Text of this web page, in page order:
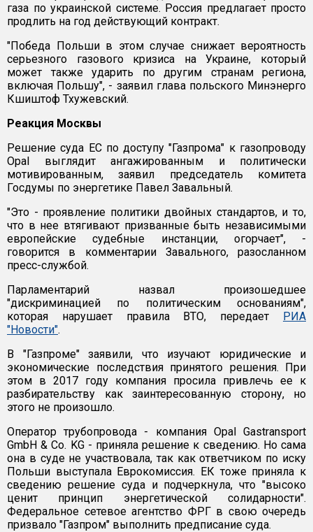
газа по украинской системе. Россия предлагает просто
продлить на год действующий контракт.
"Победа Польши в этом случае снижает вероятность
серьезного газового кризиса на Украине, который
может также ударить по другим странам региона,
включая Польшу", - заявил глава польского Минэнерго
Кшиштоф Тхужевский.
Реакция Москвы
Решение суда ЕС по доступу "Газпрома" к газопроводу
Opal выглядит ангажированным и политически
мотивированным, заявил председатель комитета
Госдумы по энергетике Павел Завальный.
"Это - проявление политики двойных стандартов, и то,
что в нее втягивают призванные быть независимыми
европейские судебные инстанции, огорчает", -
говорится в комментарии Завального, разосланном
пресс-службой.
Парламентарий назвал произошедшее
"дискриминацией по политическим основаниям",
которая нарушает правила ВТО, передает РИА
"Новости".
В "Газпроме" заявили, что изучают юридические и
экономические последствия принятого решения. При
этом в 2017 году компания просила привлечь ее к
разбирательству как заинтересованную сторону, но
этого не произошло.
Оператор трубопровода - компания Opal Gastransport
GmbH & Co. KG - приняла решение к сведению. Но сама
она в суде не участвовала, так как ответчиком по иску
Польши выступала Еврокомиссия. ЕК тоже приняла к
сведению решение суда и подчеркнула, что "высоко
ценит принцип энергетической солидарности".
Федеральное сетевое агентство ФРГ в свою очередь
призвало "Газпром" выполнить предписание суда.